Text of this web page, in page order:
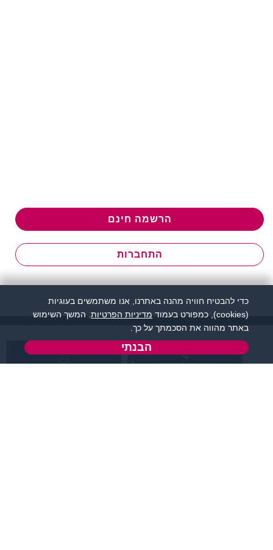
הרשמה חינם
התחברות
שירות לקוחות:
כדי להבטיח חוויה מהנה באתרנו, אנו משתמשים בעוגיות
(cookies), כמפורט בעמוד
מדיניות הפרטיות . המשך השימוש
באתר מהווה את הסכמתך על כך.
הבנתי